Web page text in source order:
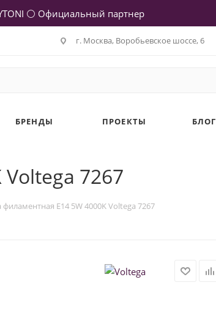
⚪ Официальный партнер
г. Москва, Воробьевское шоссе, 6
БРЕНДЫ ПРОЕКТЫ БЛОГ
7267
E14 5W 4000K Voltega 7267